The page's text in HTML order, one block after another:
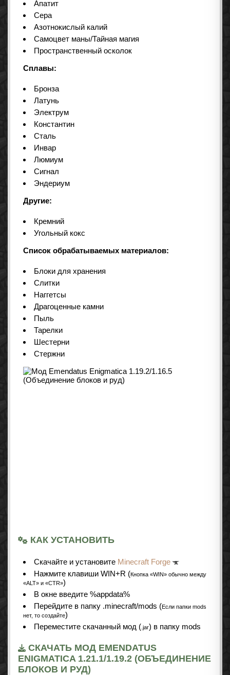
Апатит
Сера
Азотнокислый калий
Самоцвет маны/Тайная магия
Пространственный осколок
Сплавы:
Бронза
Латунь
Электрум
Константин
Сталь
Инвар
Люмиум
Сигнал
Эндериум
Другие:
Кремний
Угольный кокс
Список обрабатываемых материалов:
Блоки для хранения
Слитки
Наггетсы
Драгоценные камни
Пыль
Тарелки
Шестерни
Стержни
КАК УСТАНОВИТЬ
Cкачайте и установите Minecraft Forge
Нажмите клавиши WIN+R (Кнопка «WIN» обычно между
«ALT» и «CTR»)
В окне введите %appdata%
Перейдите в папку .minecraft/mods (Если папки mods
нет, то создайте)
Переместите скачанный мод ( .jar) в папку mods
СКАЧАТЬ МОД EMENDATUS
ENIGMATICA 1.21.1/1.19.2 (ОБЪЕДИНЕНИЕ
БЛОКОВ И РУД)